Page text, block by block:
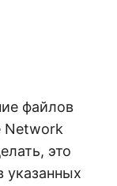
файлов
Network
это
указанных